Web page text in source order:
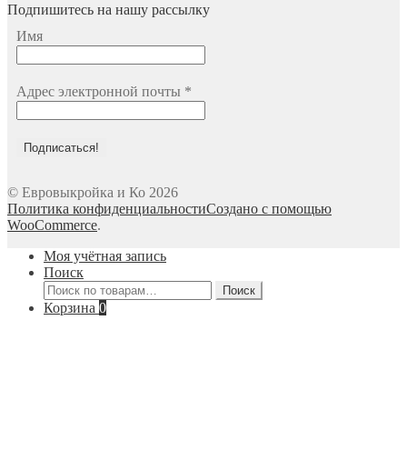
Подпишитесь на нашу рассылку
Имя
Адрес электронной почты *
© Евровыкройка и Ко 2026
Политика конфиденциальностиСоздано с помощью
WooCommerce.
Моя учётная запись
Поиск
Искать:
Поиск
Корзина 0